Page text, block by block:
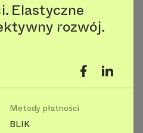
Elastyczne
rozwój.
Metody płatności
BLIK